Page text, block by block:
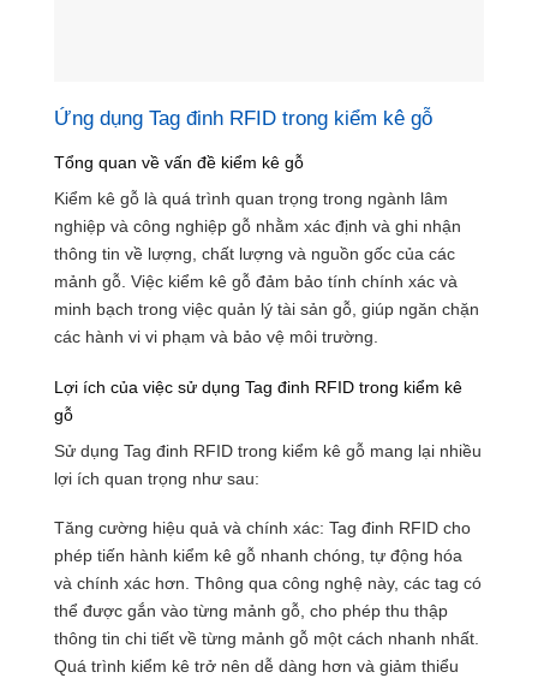
Ứng dụng Tag đinh RFID trong kiểm kê gỗ
Tổng quan về vấn đề kiểm kê gỗ
Kiểm kê gỗ là quá trình quan trọng trong ngành lâm
nghiệp và công nghiệp gỗ nhằm xác định và ghi nhận
thông tin về lượng, chất lượng và nguồn gốc của các
mảnh gỗ. Việc kiểm kê gỗ đảm bảo tính chính xác và
minh bạch trong việc quản lý tài sản gỗ, giúp ngăn chặn
các hành vi vi phạm và bảo vệ môi trường.
Lợi ích của việc sử dụng Tag đinh RFID trong kiểm kê
gỗ
Sử dụng Tag đinh RFID trong kiểm kê gỗ mang lại nhiều
lợi ích quan trọng như sau:
Tăng cường hiệu quả và chính xác: Tag đinh RFID cho
phép tiến hành kiểm kê gỗ nhanh chóng, tự động hóa
và chính xác hơn. Thông qua công nghệ này, các tag có
thể được gắn vào từng mảnh gỗ, cho phép thu thập
thông tin chi tiết về từng mảnh gỗ một cách nhanh nhất.
Quá trình kiểm kê trở nên dễ dàng hơn và giảm thiểu